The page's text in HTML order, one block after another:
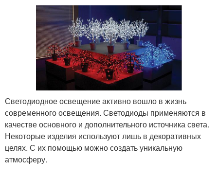
Светодиодное освещение активно вошло в жизнь
современного освещения. Светодиоды применяются в
качестве основного и дополнительного источника света.
Некоторые изделия используют лишь в декоративных
целях. С их помощью можно создать уникальную
атмосферу.